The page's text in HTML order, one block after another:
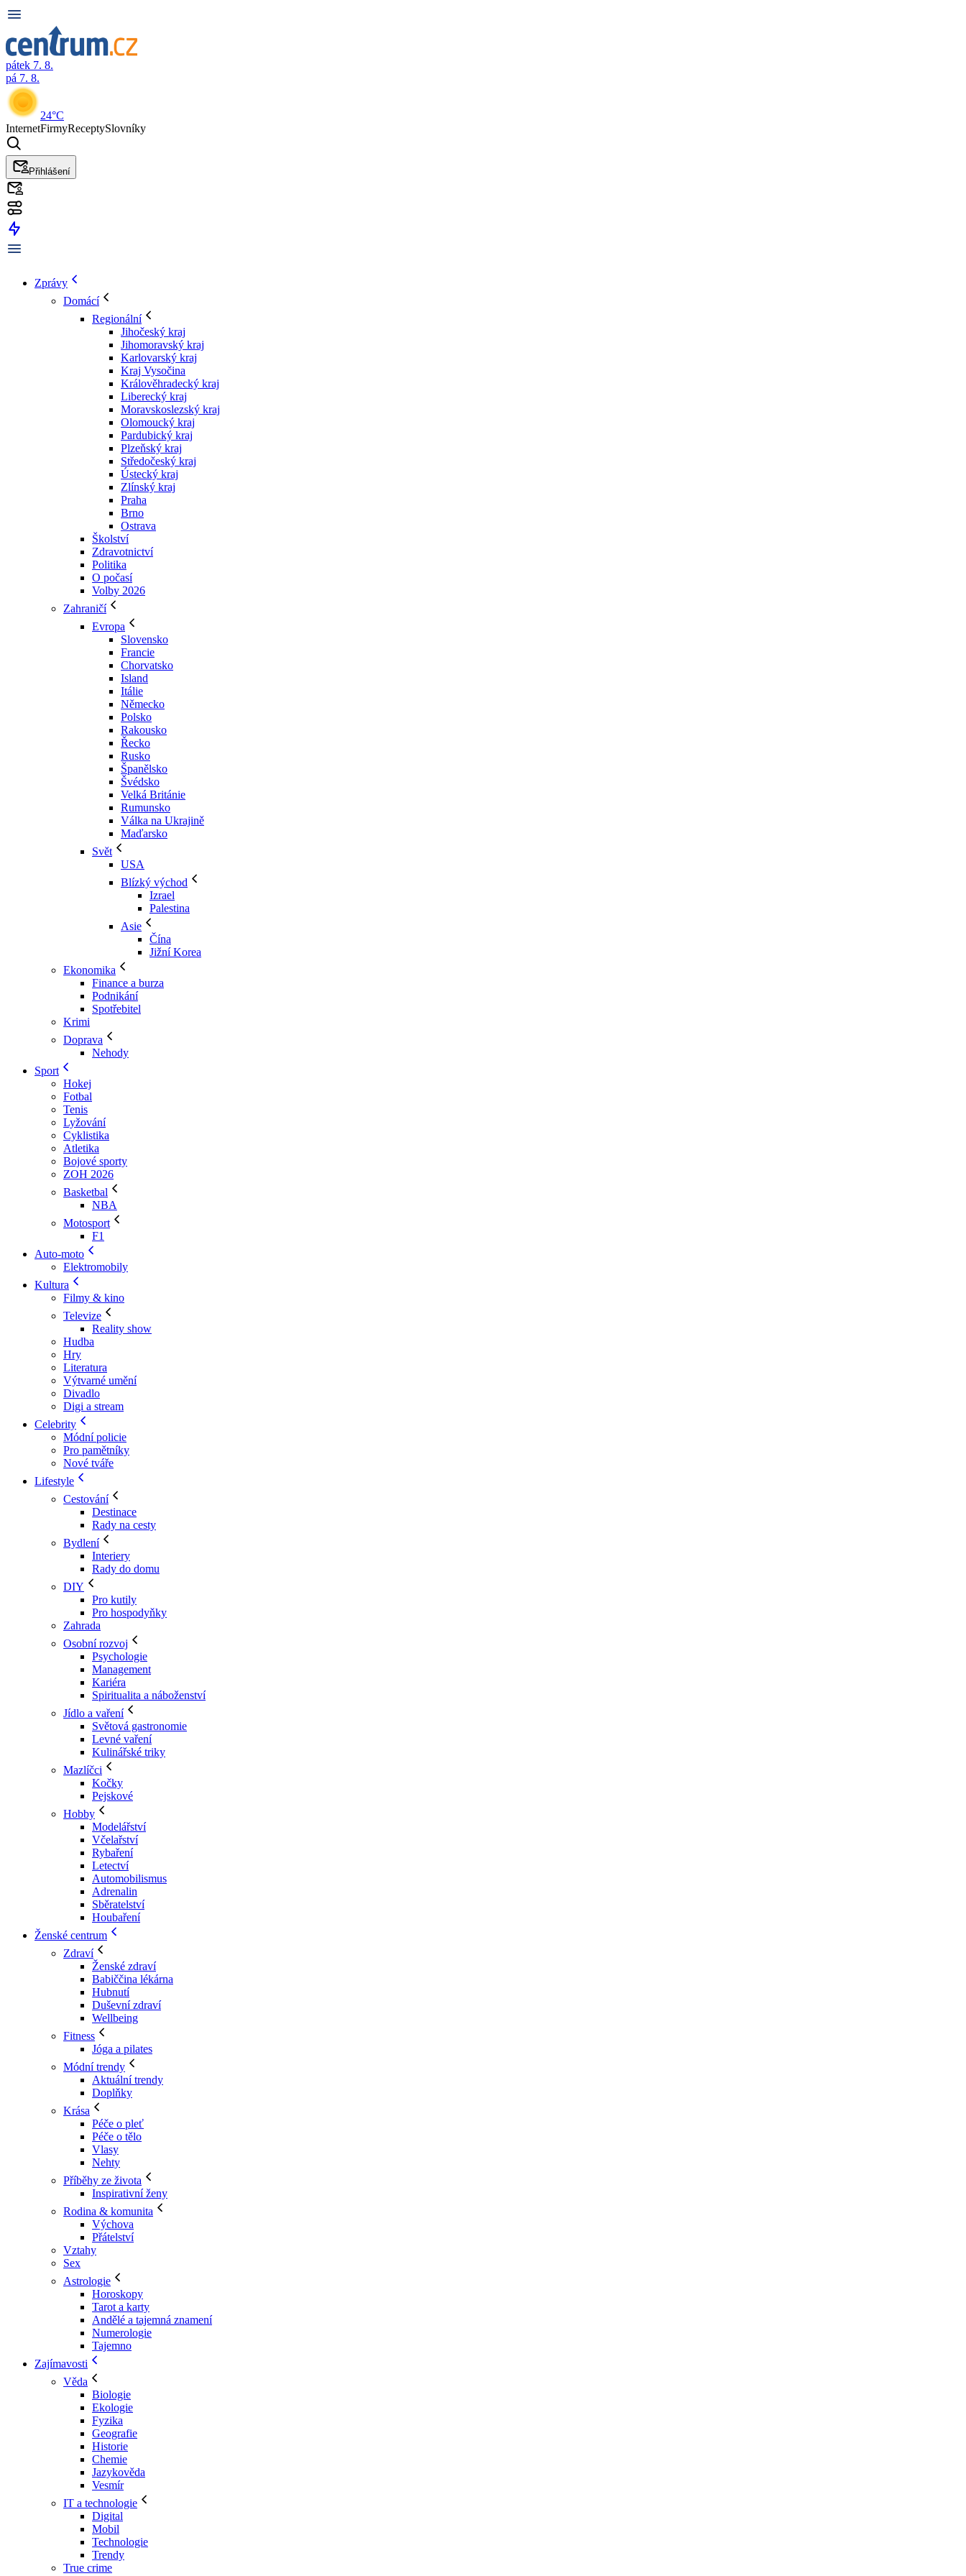
pátek 7. 8.
pá 7. 8.
24°C
InternetFirmyReceptySlovníky
Přihlášení
Zprávy
Domácí
Regionální
Jihočeský kraj
Jihomoravský kraj
Karlovarský kraj
Kraj Vysočina
Králověhradecký kraj
Liberecký kraj
Moravskoslezský kraj
Olomoucký kraj
Pardubický kraj
Plzeňský kraj
Středočeský kraj
Ústecký kraj
Zlínský kraj
Praha
Brno
Ostrava
Školství
Zdravotnictví
Politika
O počasí
Volby 2026
Zahraničí
Evropa
Slovensko
Francie
Chorvatsko
Island
Itálie
Německo
Polsko
Rakousko
Řecko
Rusko
Španělsko
Švédsko
Velká Británie
Rumunsko
Válka na Ukrajině
Maďarsko
Svět
USA
Blízký východ
Izrael
Palestina
Asie
Čína
Jižní Korea
Ekonomika
Finance a burza
Podnikání
Spotřebitel
Krimi
Doprava
Nehody
Sport
Hokej
Fotbal
Tenis
Lyžování
Cyklistika
Atletika
Bojové sporty
ZOH 2026
Basketbal
NBA
Motosport
F1
Auto-moto
Elektromobily
Kultura
Filmy & kino
Televize
Reality show
Hudba
Hry
Literatura
Výtvarné umění
Divadlo
Digi a stream
Celebrity
Módní policie
Pro pamětníky
Nové tváře
Lifestyle
Cestování
Destinace
Rady na cesty
Bydlení
Interiery
Rady do domu
DIY
Pro kutily
Pro hospodyňky
Zahrada
Osobní rozvoj
Psychologie
Management
Kariéra
Spiritualita a náboženství
Jídlo a vaření
Světová gastronomie
Levné vaření
Kulinářské triky
Mazlíčci
Kočky
Pejskové
Hobby
Modelářství
Včelařství
Rybaření
Letectví
Automobilismus
Adrenalin
Sběratelství
Houbaření
Ženské centrum
Zdraví
Ženské zdraví
Babiččina lékárna
Hubnutí
Duševní zdraví
Wellbeing
Fitness
Jóga a pilates
Módní trendy
Aktuální trendy
Doplňky
Krása
Péče o pleť
Péče o tělo
Vlasy
Nehty
Příběhy ze života
Inspirativní ženy
Rodina & komunita
Výchova
Přátelství
Vztahy
Sex
Astrologie
Horoskopy
Tarot a karty
Andělé a tajemná znamení
Numerologie
Tajemno
Zajímavosti
Věda
Biologie
Ekologie
Fyzika
Geografie
Historie
Chemie
Jazykověda
Vesmír
IT a technologie
Digital
Mobil
Technologie
Trendy
True crime